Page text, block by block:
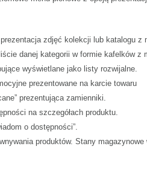
zdjęć kolekcji lub katalogu z
danej kategorii w formie kafelków z
wyświetlane jako listy rozwijalne.
prezentowane na karcie towaru
prezentująca zamienniki.
na szczegółach produktu.
o dostępności”.
produktów. Stany magazynowe